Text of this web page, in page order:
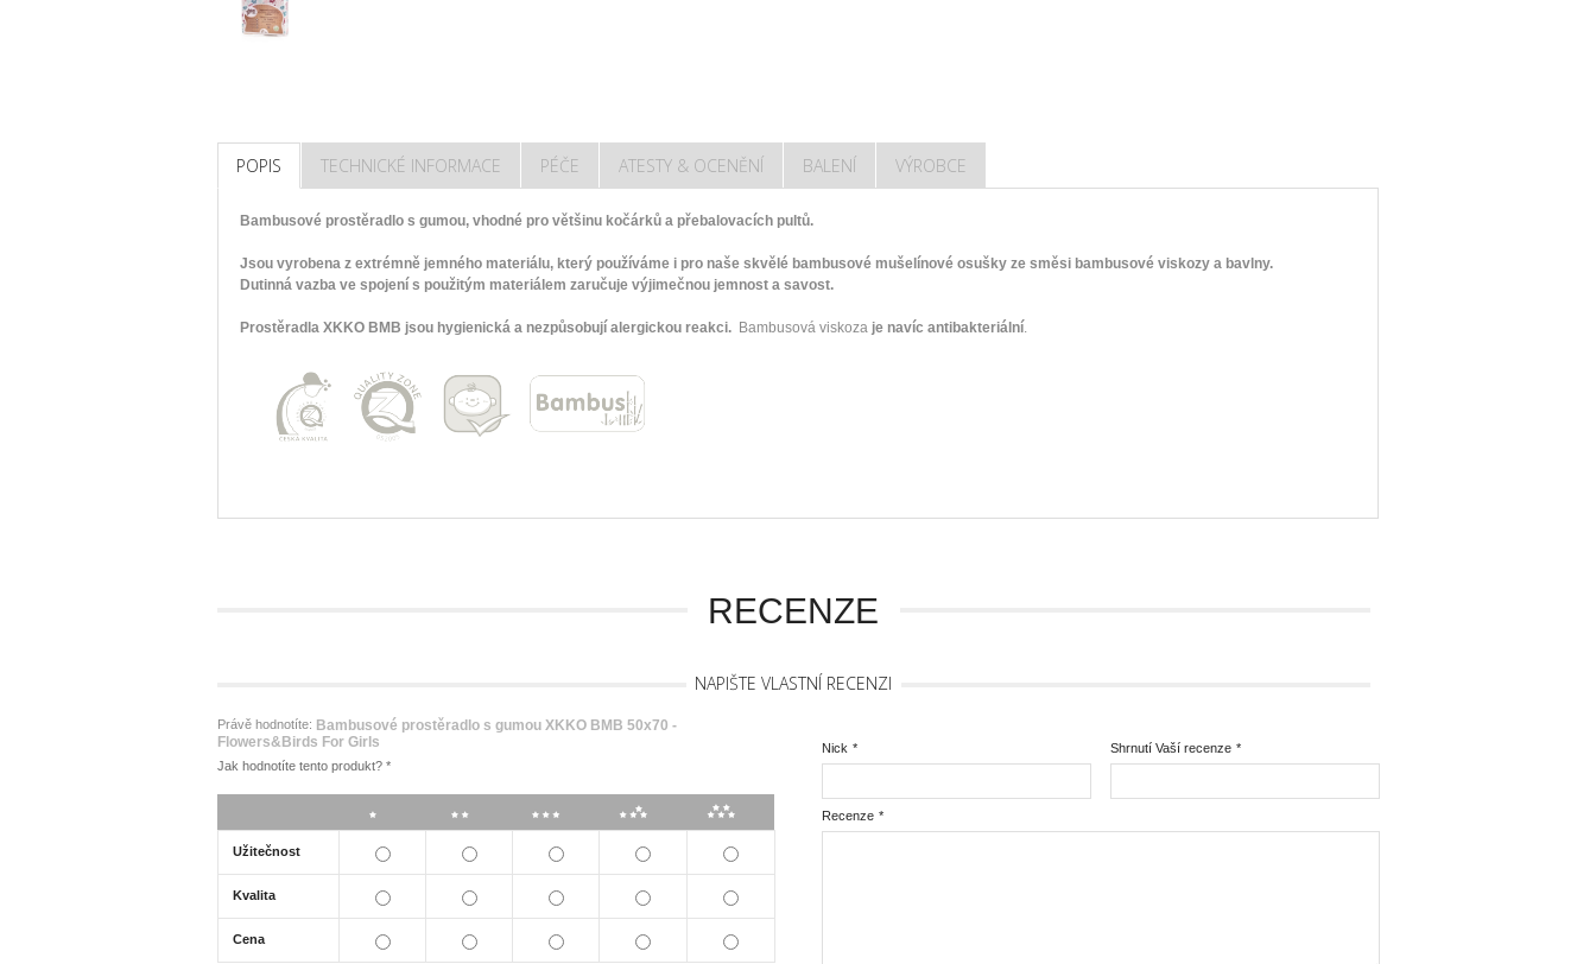
POPIS TECHNICKÉ INFORMACE PÉČE ATESTY & OCENĚNÍ BALENÍ VÝROBCE
Bambusové prostěradlo s gumou, vhodné pro většinu kočárků a přebalovacích pultů.
Jsou vyrobena z extrémně jemného materiálu, který používáme i pro naše skvělé bambusové mušelínové osušky ze směsi bambusové viskozy a bavlny.
Dutinná vazba ve spojení s použitým materiálem zaručuje výjimečnou jemnost a savost.
Prostěradla XKKO BMB jsou hygienická a nezpůsobují alergickou reakci. Bambusová viskoza je navíc antibakteriální
RECENZE
NAPIŠTE VLASTNÍ RECENZI
Právě hodnotíte: Bambusové prostěradlo s gumou XKKO BMB 50x70 -
Flowers&Birds For Girls
Jak hodnotíte tento produkt? *
Užitečnost
Kvalita
Cena
*
Nick *
Shrnutí Vaší recenze
*
Recenze